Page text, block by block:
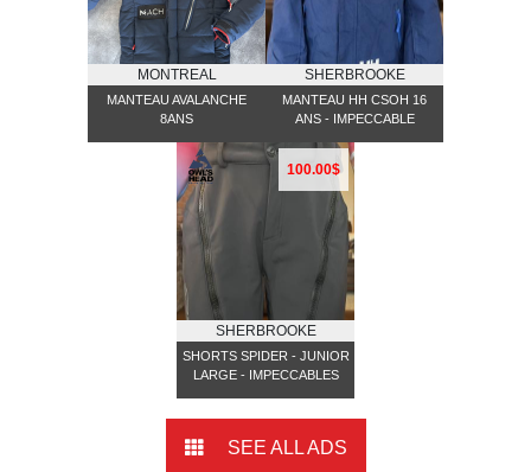
MONTREAL
MANTEAU AVALANCHE
8ANS
SHERBROOKE
MANTEAU HH CSOH 16
ANS - IMPECCABLE
100.00$
SHERBROOKE
SHORTS SPIDER - JUNIOR
LARGE - IMPECCABLES
SEE ALL ADS